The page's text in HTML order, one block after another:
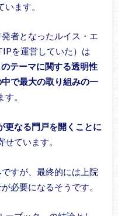
います。
者となったルイス・エ
を運営していた）は
のテーマに関する透明性
で最大の取り組みの一
。
更なる門戸を開くことに
せています。
すが、最終的には上院
必要になるそうです。